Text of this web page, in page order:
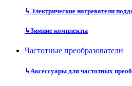
↳Электрические нагреватели
↳Зимние комплекты
Частотные преобразователи
↳Аксессуары для частотных